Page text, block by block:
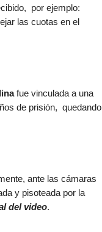
por ejemplo:
las cuotas en el
fue vinculada a una
de prisión, quedando
ante las cámaras
y pisoteada por la
del video.